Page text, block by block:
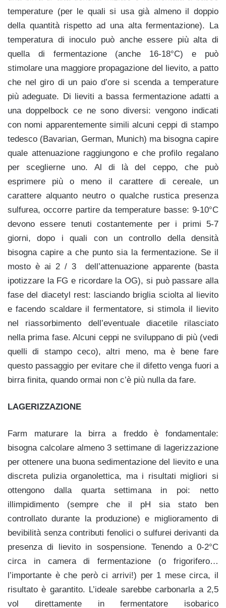
temperature (per le quali si usa già almeno il doppio
della quantità rispetto ad una alta fermentazione). La
temperatura di inoculo può anche essere più alta di
quella di fermentazione (anche 16-18°C) e può
stimolare una maggiore propagazione del lievito, a patto
che nel giro di un paio d’ore si scenda a temperature
più adeguate. Di lieviti a bassa fermentazione adatti a
una doppelbock ce ne sono diversi: vengono indicati
con nomi apparentemente simili alcuni ceppi di stampo
tedesco (Bavarian, German, Munich) ma bisogna capire
quale attenuazione raggiungono e che profilo regalano
per sceglierne uno. Al di là del ceppo, che può
esprimere più o meno il carattere di cereale, un
carattere alquanto neutro o qualche rustica presenza
sulfurea, occorre partire da temperature basse: 9-10°C
devono essere tenuti costantemente per i primi 5-7
giorni, dopo i quali con un controllo della densità
bisogna capire a che punto sia la fermentazione. Se il
mosto è ai 2 / 3 dell’attenuazione apparente (basta
ipotizzare la FG e ricordare la OG), si può passare alla
fase del diacetyl rest: lasciando briglia sciolta al lievito
e facendo scaldare il fermentatore, si stimola il lievito
nel riassorbimento dell’eventuale diacetile rilasciato
nella prima fase. Alcuni ceppi ne sviluppano di più (vedi
quelli di stampo ceco), altri meno, ma è bene fare
questo passaggio per evitare che il difetto venga fuori a
birra finita, quando ormai non c’è più nulla da fare.
LAGERIZZAZIONE
Farm maturare la birra a freddo è fondamentale:
bisogna calcolare almeno 3 settimane di lagerizzazione
per ottenere una buona sedimentazione del lievito e una
discreta pulizia organolettica, ma i risultati migliori si
ottengono dalla quarta settimana in poi: netto
illimpidimento (sempre che il pH sia stato ben
controllato durante la produzione) e miglioramento di
bevibilità senza contributi fenolici o sulfurei derivanti da
presenza di lievito in sospensione. Tenendo a 0-2°C
circa in camera di fermentazione (o frigorifero…
l’importante è che però ci arrivi!) per 1 mese circa, il
risultato è garantito. L’ideale sarebbe carbonarla a 2,5
vol direttamente in fermentatore isobarico